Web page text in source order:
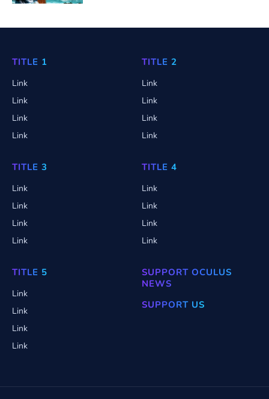
TITLE 1
Link
Link
Link
Link
TITLE 2
Link
Link
Link
Link
TITLE 3
Link
Link
Link
Link
TITLE 4
Link
Link
Link
Link
TITLE 5
Link
Link
Link
Link
SUPPORT OCULUS
NEWS
SUPPORT US